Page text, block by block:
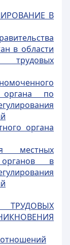
В
в области
трудовых
органа по
органа
местных
органов в
отношений